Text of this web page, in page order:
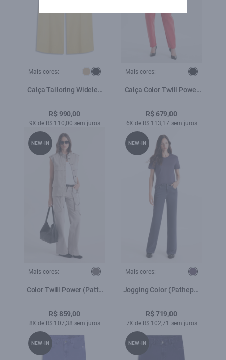
Mais cores:
Calça Tailoring Wideleg
R$ 990,00
9X de R$ 110,00 sem juros
Mais cores:
Calça Color Twill Power
R$ 679,00
6X de R$ 113,17 sem juros
Mais cores:
Color Twill Power (Patte
R$ 859,00
8X de R$ 107,38 sem juros
NEW-IN
Mais cores:
Jogging Color (Patheph)
R$ 719,00
7X de R$ 102,71 sem juros
NEW-IN
NEW-IN NEW-IN